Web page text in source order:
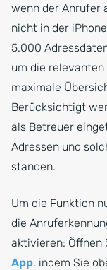
wenn der Anrufer
nicht in der
5.000
um die
maximale
Berücksichtigt
als Betreuer
Adressen und
standen.
Um die Funktion
die
aktivieren: Öffnen
App, indem Sie